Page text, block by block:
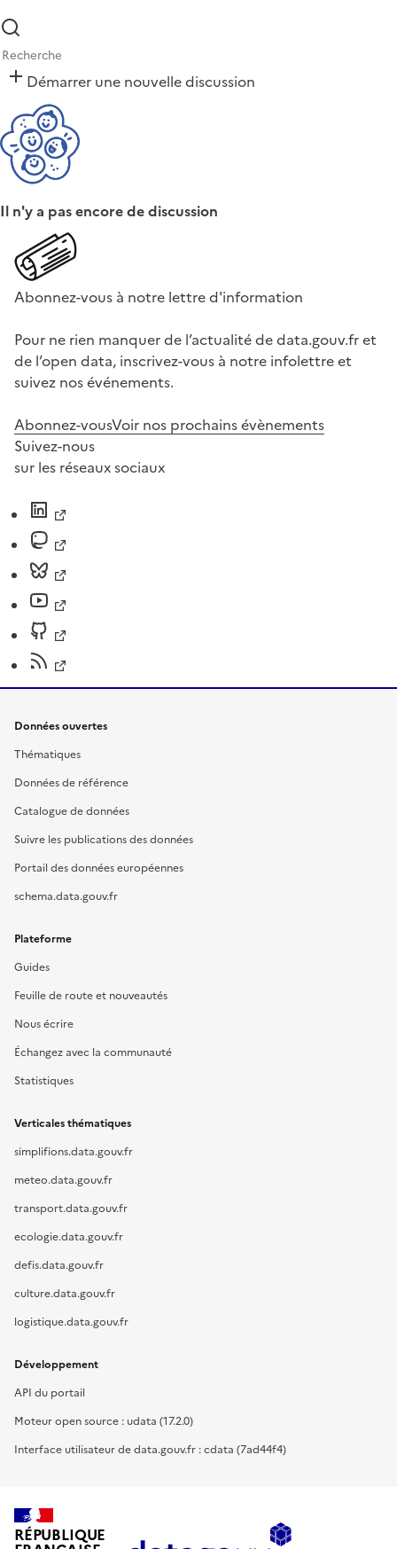
Démarrer une nouvelle discussion
Il n'y a pas encore de discussion
Abonnez-vous à notre lettre d'information
Pour ne rien manquer de l’actualité de data.gouv.fr et
de l’open data, inscrivez-vous à notre infolettre et
suivez nos événements.
Abonnez-vousVoir nos prochains évènements
Suivez-nous
sur les réseaux sociaux
Données ouvertes
Thématiques
Données de référence
Catalogue de données
Suivre les publications des données
Portail des données européennes
schema.data.gouv.fr
Plateforme
Guides
Feuille de route et nouveautés
Nous écrire
Échangez avec la communauté
Statistiques
Verticales thématiques
simplifions.data.gouv.fr
meteo.data.gouv.fr
transport.data.gouv.fr
ecologie.data.gouv.fr
defis.data.gouv.fr
culture.data.gouv.fr
logistique.data.gouv.fr
Développement
API du portail
Moteur open source : udata (17.2.0)
Interface utilisateur de data.gouv.fr : cdata (7ad44f4)
RÉPUBLIQUE